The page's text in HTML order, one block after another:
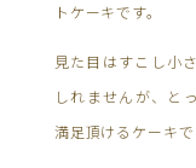
トケーキです。
見た目はすこし小
しれませんが、と
満足頂けるケーキで